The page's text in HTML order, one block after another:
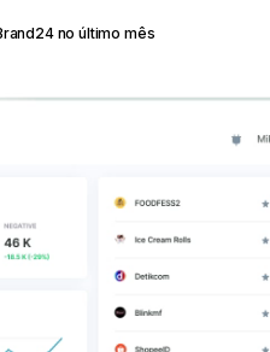
no último mês